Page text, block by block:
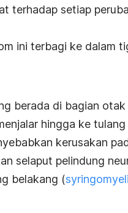
terhadap setiap
ini terbagi ke dalam
berada di bagian
hingga ke
kerusakan
selaput pelindung
belakang (